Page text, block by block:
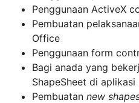
Penggunaan ActiveX
Pembuatan
Office
Penggunaan form
Bagi anada yang
ShapeSheet di
Pembuatan new